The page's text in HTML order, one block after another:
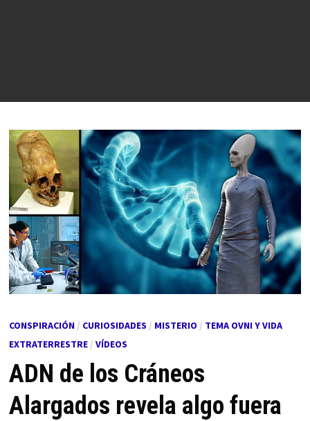
CONSPIRACIÓN/ CURIOSIDADES / MISTERIO / TEMA OVNI Y VIDA
EXTRATERRESTRE/ VÍDEOS
ADN de los Cráneos
Alargados revela algo fuera